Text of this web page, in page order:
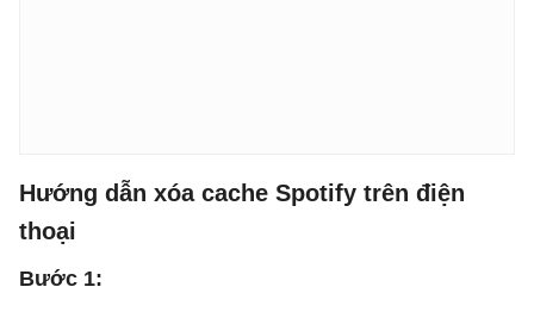
Hướng dẫn xóa cache Spotify trên điện
thoại
Bước 1: